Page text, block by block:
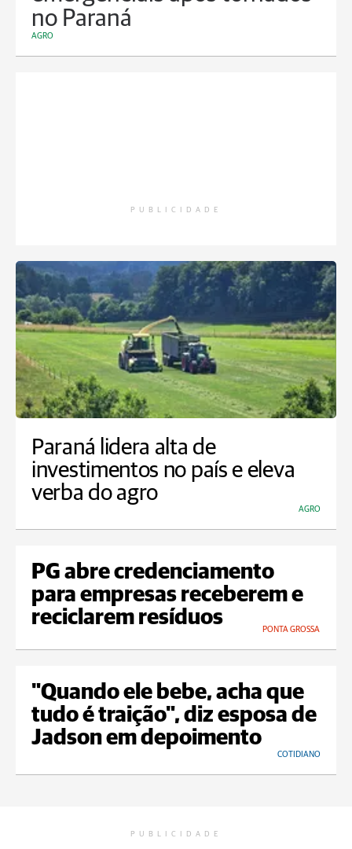
no Paraná
AGRO
PUBLICIDADE
Paraná lidera alta de
investimentos no país e eleva
verba do agro
AGRO
PG abre credenciamento
para empresas receberem e
reciclarem resíduos
PONTA GROSSA
"Quando ele bebe, acha que
tudo é traição", diz esposa de
Jadson em depoimento
COTIDIANO
PUBLICIDADE